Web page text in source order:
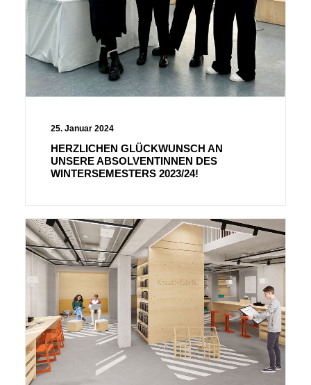
25. Januar 2024
HERZLICHEN GLÜCKWUNSCH AN
UNSERE ABSOLVENTINNEN DES
WINTERSEMESTERS 2023/24!